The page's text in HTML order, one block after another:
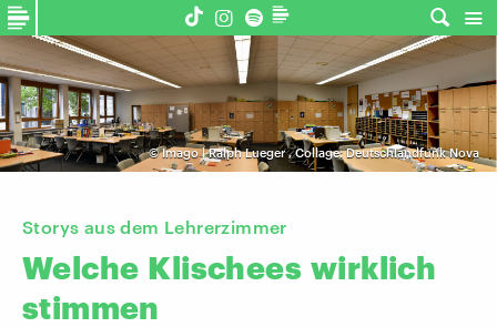
©Imago | Ralph Lueger,Collage: Deutschlandfunk Nova
Storys aus dem Lehrerzimmer
Welche Klischees wirklich
stimmen